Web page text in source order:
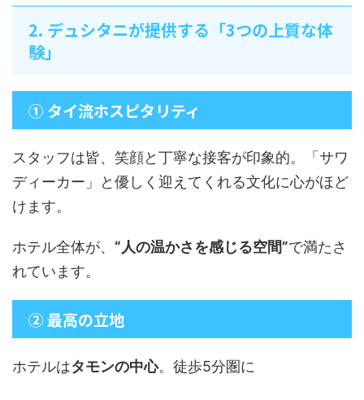
2. デュシタニが提供する「3つの上質な体
験」
① タイ流ホスピタリティ
スタッフは皆、笑顔と丁寧な接客が印象的。「サワ
ディーカー」と優しく迎えてくれる文化に心がほど
けます。
ホテル全体が、 “人の温かさを感じる空間”で満たさ
れています。
② 最高の立地
ホテルはタモンの中心。徒歩5分圏に